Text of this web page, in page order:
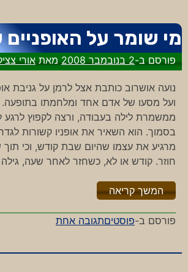
מי שומר על האופניים
פורסם ב-2 בנובמבר 2008 מאתאורי
נועה אושרוב כותבת אצל לרמן על גניבת
ועל מסעו של אדם אחד ומלחמתו
ממשמרת לילה בעבודה, ורצה לקפוץ לרגע
בסמוך. הוא השאיר את אופניו קשורות לגדר
מרגיע את עצמו שהיום שבת קודש, וכי
חוזר. קודש או לא, כשחזר לאחר שעה,
המשך קריאה"%s"
פורסם ב-פוסטיםתגובה אחתעל
שומר